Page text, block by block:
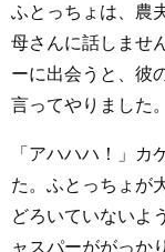
ふとっちょは、農
母さんに話しませ
ーに出会うと、彼
言ってやりました。
「アハハハ！」カ
た。ふとっちょが
どろいていないよ
ャスパーががっか